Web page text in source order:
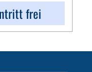
frei